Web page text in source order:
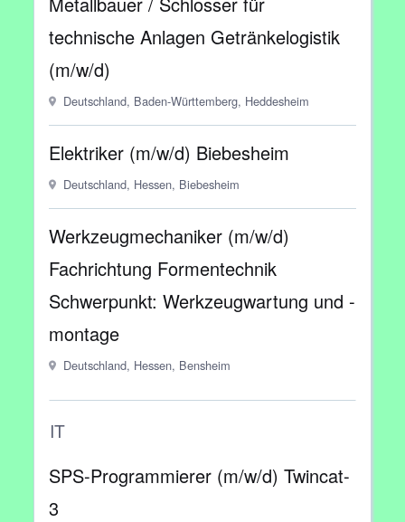
technische Anlagen Getränkelogistik
(m/w/d)
Deutschland, Baden-Württemberg, Heddesheim
Elektriker (m/w/d) Biebesheim
Deutschland, Hessen, Biebesheim
Werkzeugmechaniker (m/w/d)
Fachrichtung Formentechnik
Schwerpunkt: Werkzeugwartung und -
montage
Deutschland, Hessen, Bensheim
IT
SPS-Programmierer (m/w/d) Twincat-
3